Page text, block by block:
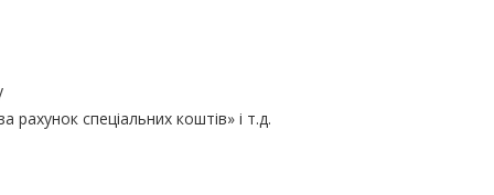
спеціальних коштів» і т.д.